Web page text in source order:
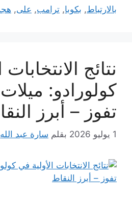
بالارتباط, بكوبا, ترامب, على,
نتائج
كولورادو:
تفوز – أبرز
1 يوليو 2026 بقلم سارة عبد الله